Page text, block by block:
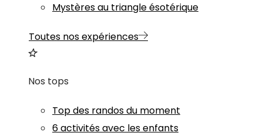
Mystères au triangle ésotérique
Toutes nos expériences
Nos tops
Top des randos du moment
6 activités avec les enfants